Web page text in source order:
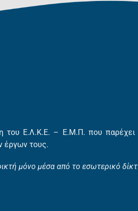
του Ε.Λ.Κ.Ε. – Ε.Μ.Π. που παρέχει
έργων τους.
μόνο μέσα από το εσωτερικό